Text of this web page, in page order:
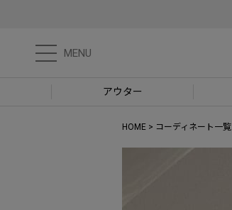
MENU
アウター
HOME コーディネート一覧